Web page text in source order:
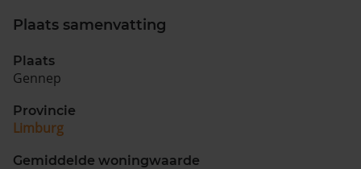
Zoek een woning
088 220 4200
Maandag t/m vrijdag - 08:00 -18:00
Plaats samenvatting
Plaats
Gennep
Provincie
Limburg
Gemiddelde woningwaarde